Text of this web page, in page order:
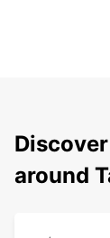
around